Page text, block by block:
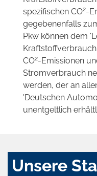
spezifischen CO2-
gegebenenfalls
Pkw können dem
CO2-Emissionen
Stromverbrauch
werden, der an
'Deutschen
unentgeltlich
Unsere